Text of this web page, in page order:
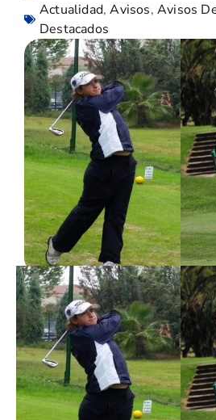
Actualidad,Avisos,Avisos
Destacados